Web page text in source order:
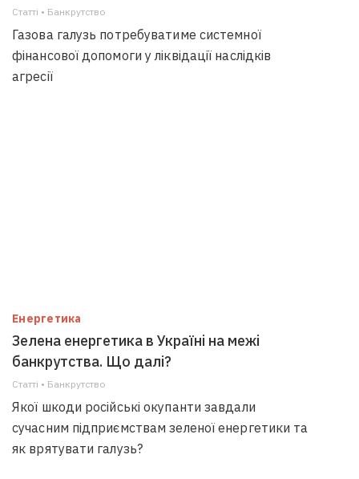
Статті • Банкрутство
Газова галузь потребуватиме системної
фінансової допомоги у ліквідації наслідків
агресії
Енергетика
Зелена енергетика в Україні на межі
банкрутства. Що далі?
Статті • Банкрутство
Якої шкоди російські окупанти завдали
сучасним підприємствам зеленої енергетики та
як врятувати галузь?